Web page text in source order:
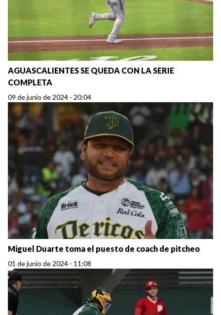
AGUASCALIENTES SE QUEDA CON LA SERIE
COMPLETA
09 de junio de 2024 - 20:04
Miguel Duarte toma el puesto de coach de pitcheo
01 de junio de 2024 - 11:08